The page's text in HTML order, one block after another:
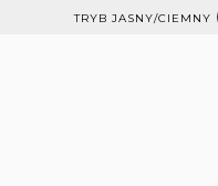
TRYB JASNY/CIEMNY